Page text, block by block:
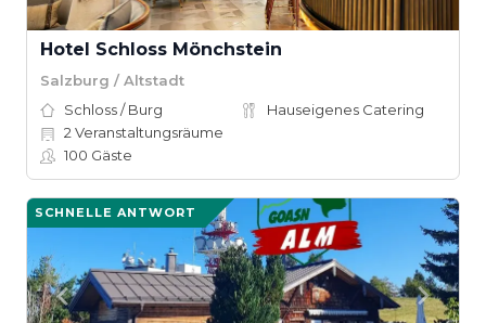
Hotel Schloss Mönchstein
Salzburg / Altstadt
Schloss / Burg
Hauseigenes Catering
2 Veranstaltungsräume
100 Gäste
SCHNELLE ANTWORT